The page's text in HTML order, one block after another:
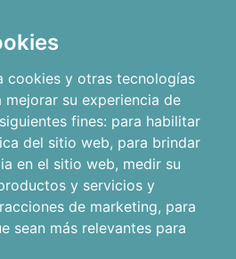
cookies y otras tecnologías
su experiencia de
fines: para habilitar
del sitio web, para brindar
en el sitio web, medir su
y servicios y
de marketing, para
sean más relevantes para